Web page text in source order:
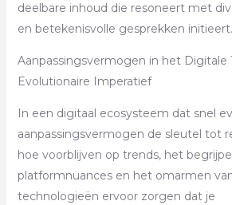
deelbare inhoud die resoneert met
en betekenisvolle gesprekken initieert.
Aanpassingsvermogen in het Digitale
Evolutionaire Imperatief
In een digitaal ecosysteem dat snel
aanpassingsvermogen de sleutel tot
hoe voorblijven op trends, het
platformnuances en het omarmen
technologieën ervoor zorgen dat je